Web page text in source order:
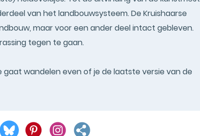
van het landbouwsysteem. De Kruishaarse
maar voor een ander deel intact gebleven.
tegen te gaan.
wandelen even of je de laatste versie van de